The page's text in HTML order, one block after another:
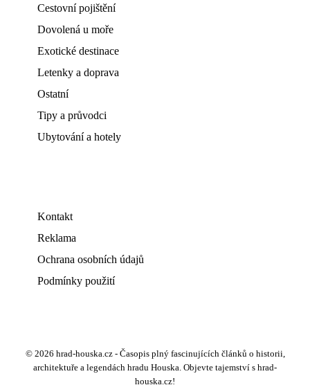
Cestovní pojištění
Dovolená u moře
Exotické destinace
Letenky a doprava
Ostatní
Tipy a průvodci
Ubytování a hotely
Kontakt
Reklama
Ochrana osobních údajů
Podmínky použití
© 2026 hrad-houska.cz - Časopis plný fascinujících článků o historii,
architektuře a legendách hradu Houska. Objevte tajemství s hrad-
houska.cz!